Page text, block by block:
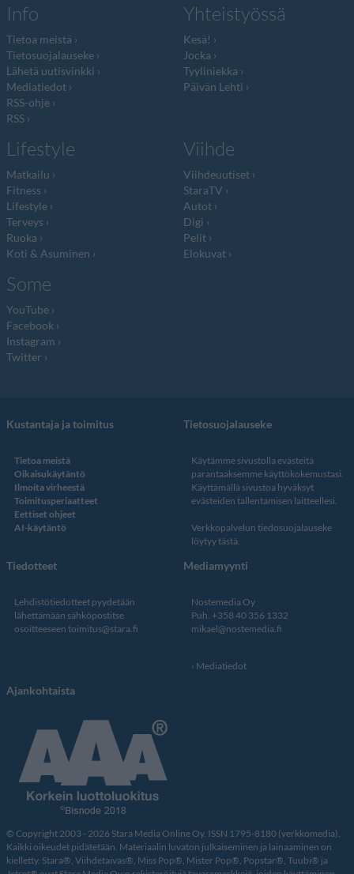
Info
Tietoa meistä
Tietosuojalauseke
Lähetä uutisvinkki
Mediatiedot
RSS-ohje
RSS
Yhteistyössä
Kesä!
Jocka
Tyyliniekka
Päivän Lehti
Lifestyle
Matkailu
Fitness
Lifestyle
Terveys
Ruoka
Koti & Asuminen
Viihde
Viihdeuutiset
StaraTV
Autot
Digi
Pelit
Elokuvat
Some
YouTube
Facebook
Instagram
Twitter
Kustantaja ja toimitus
Tietoa meistä
Oikaisukäytäntö
Ilmoita virheestä
Toimitusperiaatteet
Eettiset ohjeet
AI-käytäntö
Tietosuojalauseke
Käytämme sivustolla evästeitä
parantaaksemme käyttökokemustasi.
Käyttämällä sivustoa hyväksyt
evästeiden tallentamisen laitteellesi.
Verkkopalvelun tiedosuojalauseke
löytyy tästä
Tiedotteet
Lehdistötiedotteet pyydetään
lähettämään sähköpostitse
osoitteeseen toimitus@stara.fi
Mediamyynti
Nostemedia Oy
Puh. +358 40 356 1332
mikael@nostemedia.fi
Mediatiedot
Ajankohtaista
© Copyright 2003 - 2026 Stara Media Online Oy. ISSN 1795-8180 (verkkomedia).
Kaikki oikeudet pidätetään. Materiaalin luvaton julkaiseminen ja lainaaminen on
kielletty. Stara®, Viihdetaivas®, Miss Pop®, Mister Pop®, Popstar®, Tuubi® ja